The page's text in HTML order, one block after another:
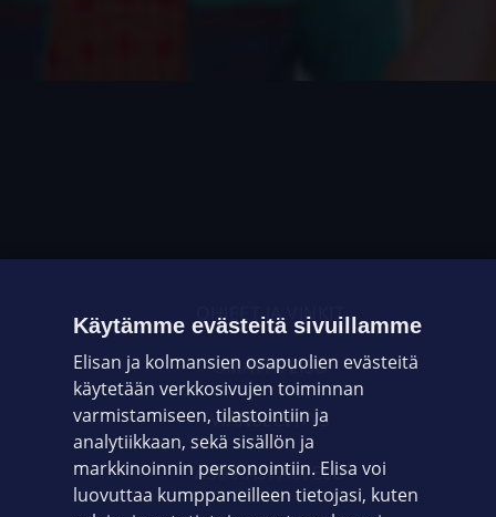
OHJEET JA VINKIT
OMAYHTEISÖ
VIANSELVITYS
ASIAKASPALVELU
Käytämme evästeitä sivuillamme
Elisan ja kolmansien osapuolien evästeitä
käytetään verkkosivujen toiminnan
varmistamiseen, tilastointiin ja
analytiikkaan, sekä sisällön ja
markkinoinnin personointiin. Elisa voi
luovuttaa kumppaneilleen tietojasi, kuten